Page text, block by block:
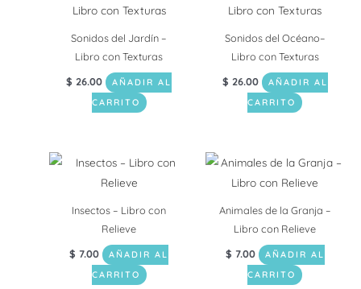
Sonidos del Jardín –
Libro con Texturas
$ 26.00
AÑADIR AL
CARRITO
Sonidos del Océano–
Libro con Texturas
$ 26.00
AÑADIR AL
CARRITO
Insectos – Libro con
Relieve
$ 7.00
AÑADIR AL
CARRITO
Animales de la Granja –
Libro con Relieve
$ 7.00
AÑADIR AL
CARRITO